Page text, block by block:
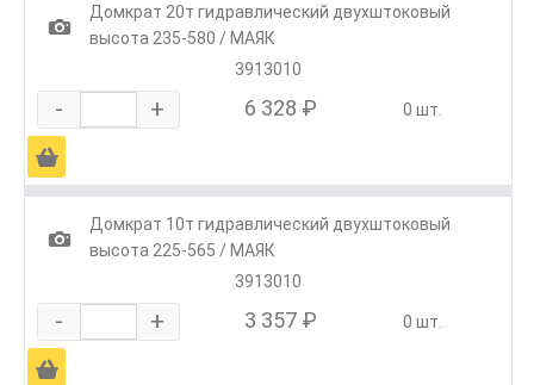
1
Домкрат 20т гидравлический двухштоковый
высота 235-580 / МАЯК
3913010
- + 6 328 ₽ 0 шт.
Ä
1
Домкрат 10т гидравлический двухштоковый
высота 225-565 / МАЯК
3913010
- + 3 357 ₽ 0 шт.
Ä